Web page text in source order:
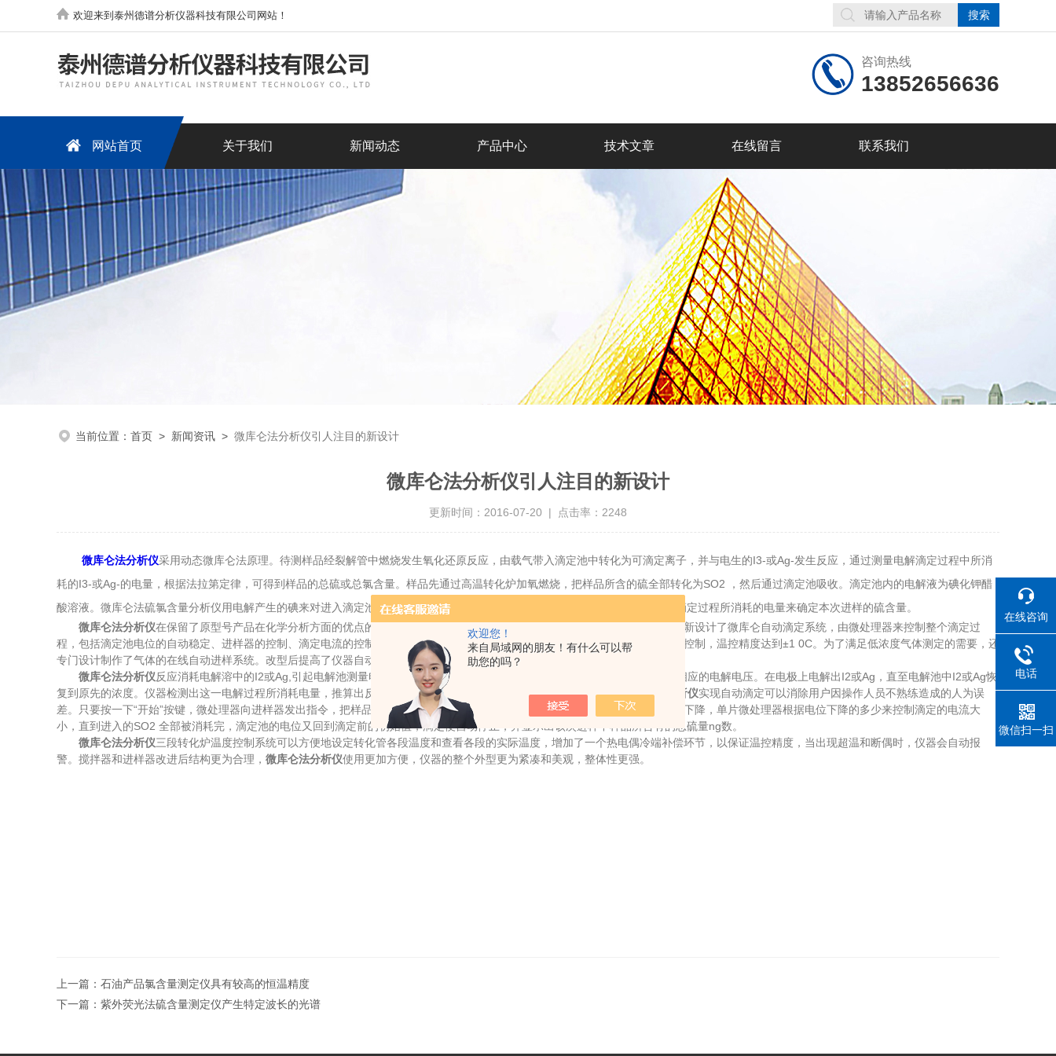
欢迎您！
来自局域网的朋友！有什么可以帮
助您的吗？
欢迎来到泰州德谱分析仪器科技有限公司网站！
咨询热线
13852656636
网站首页 关于我们 新闻动态 产品中心 技术文章 在线留言 联系我们
当前位置： 首页 > 新闻资讯 > 微库仑法分析仪引人注目的新设计
微库仑法分析仪引人注目的新设计
更新时间：2016-07-20 | 点击率：2248
微库仑法分析仪采用动态微库仑法原理。待测样品经裂解管中燃烧发生氧化还原反应，由载气带入滴定池中转化为可滴定离子，并与电生的I3-或Ag-发生反应，通过测量电解滴定过程中所消
耗的I3-或Ag-的电量，根据法拉第定律，可得到样品的总硫或总氯含量。样品先通过高温转化炉加氧燃烧，把样品所含的硫全部转化为SO2 ，然后通过滴定池吸收。滴定池内的电解液为碘化钾醋
酸溶液。微库仑法硫氯含量分析仪用电解产生的碘来对进入滴定池的SO2 进行微库仑滴定。用电位法控制滴定的终点，计算整个滴定过程所消耗的电量来确定本次进样的硫含量。
微库仑法分析仪在保留了原型号产品在化学分析方面的优点的基础上对主机的进样器、搅拌器等作了重大改进，引人注目的是新设计了微库仑自动滴定系统，由微处理器来控制整个滴定过
程，包括滴定池电位的自动稳定、进样器的控制、滴定电流的控制和滴定电量的积分和显示等。三段转化炉的温度也采用微处理器控制，温控精度达到±1 0C。为了满足低浓度气体测定的需要，还
专门设计制作了气体的在线自动进样系统。改型后提高了仪器自动化程度和高新技术含量，同时仪器外观也有很大的改进。
微库仑法分析仪反应消耗电解溶中的I2或Ag,引起电解池测量电极电位的变化，仪器检测出这一变化并给电解池电解电极一个相应的电解电压。在电极上电解出I2或Ag，直至电解池中I2或Ag恢
复到原先的浓度。仪器检测出这一电解过程所消耗电量，推算出反应消耗的I2或Ag的量，从而得到样品中CL的浓度。微库仑法分析仪实现自动滴定可以消除用户因操作人员不熟练造成的人为误
差。只要按一下“开始”按键，微处理器向进样器发出指令，把样品渐渐注入转化炉，随着样品中的SO2 进入滴定池，滴定池的电位下降，单片微处理器根据电位下降的多少来控制滴定的电流大
小，直到进入的SO2 全部被消耗完，滴定池的电位又回到滴定前的初始值，滴定便自动停止，并显示出该次进样中样品所含有的总硫量ng数。
微库仑法分析仪三段转化炉温度控制系统可以方便地设定转化管各段温度和查看各段的实际温度，增加了一个热电偶冷端补偿环节，以保证温控精度，当出现超温和断偶时，仪器会自动报
警。搅拌器和进样器改进后结构更为合理， 微库仑法分析仪使用更加方便，仪器的整个外型更为紧凑和美观，整体性更强。
上一篇： 石油产品氯含量测定仪具有较高的恒温精度
下一篇： 紫外荧光法硫含量测定仪产生特定波长的光谱
在线咨询
电话
微信扫一扫